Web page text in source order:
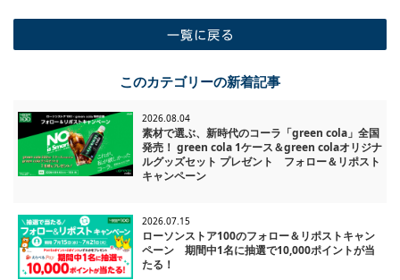
このカテゴリーの新着記事
2026.08.04
素材で選ぶ、新時代のコーラ「green cola」全国
発売！ green cola 1ケース＆green colaオリジナ
ルグッズセット プレゼント フォロー＆リポスト
キャンペーン
2026.07.15
ローソンストア100のフォロー＆リポストキャン
ペーン 期間中1名に抽選で10,000ポイントが当
たる！